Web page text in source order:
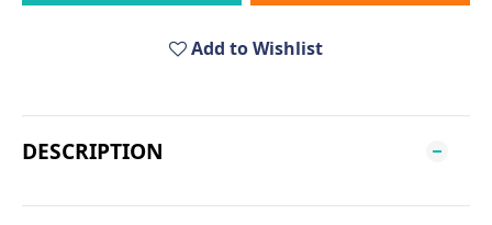
Add to Wishlist
DESCRIPTION